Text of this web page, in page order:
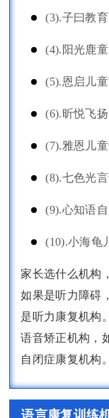
(3).子曰教
(4).阳光鹿
(5).恩启儿
(6).昕悦飞
(7).雅恩儿
(8).七色光
(9).心知语
(10).小海龟
家长选什么机构
如果是听力障碍
是听力康复机构
语音矫正机构，
自闭症康复机构
语言康复训练